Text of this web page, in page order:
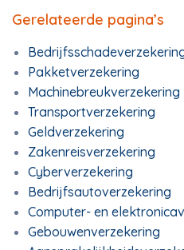
Gerelateerde pagina’s
Pakketverzekering
Machinebreukverzekering
Transportverzekering
Geldverzekering
Zakenreisverzekering
Cyberverzekering
Bedrijfsautoverzekering
Computer- en
Gebouwenverzekering